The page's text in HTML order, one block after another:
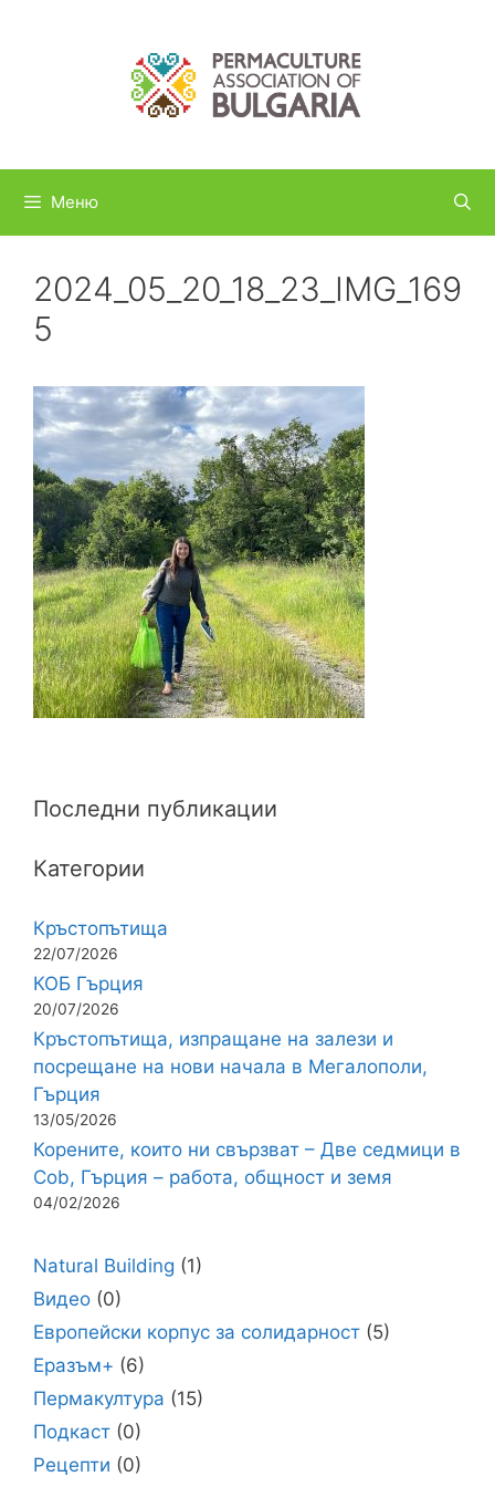
Меню
2024_05_20_18_23_IMG_169
5
Последни публикации
Категории
Кръстопътища
22/07/2026
КОБ Гърция
20/07/2026
Кръстопътища, изпращане на залези и
посрещане на нови начала в Мегалополи,
Гърция
13/05/2026
Корените, които ни свързват – Две седмици в
Cob, Гърция – работа, общност и земя
04/02/2026
Natural Building (1)
Видео (0)
Европейски корпус за солидарност (5)
Еразъм+ (6)
Пермакултура (15)
Подкаст (0)
Рецепти (0)